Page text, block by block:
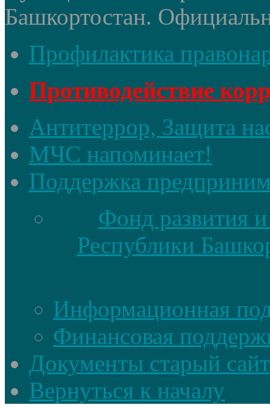
Башкортостан.
Профилактика
Противодействие
Антитеррор, Защита
МЧС напоминает!
Поддержка
Фонд развития
Республики
Информационная
Финансовая
Документы старый сайт
Вернуться к началу